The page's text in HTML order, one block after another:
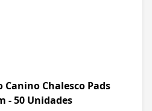
Canino Chalesco Pads
- 50 Unidades